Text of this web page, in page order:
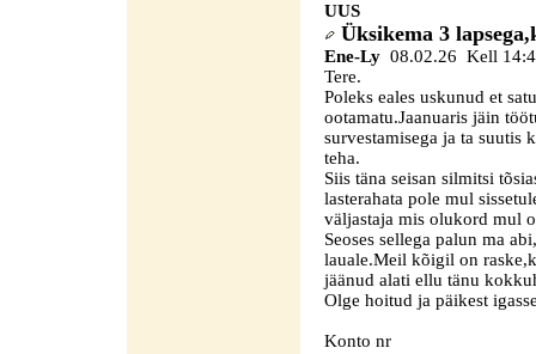
UUS
Üksikema 3
Ene-Ly 08.02.26 Kell
Tere.
Poleks eales uskunud et
ootamatu.Jaanuaris jäin
survestamisega ja ta suutis
teha.
Siis täna seisan silmitsi
lasterahata pole mul
väljastaja mis olukord mul
Seoses sellega palun ma
lauale.Meil kõigil on
jäänud alati ellu tänu
Olge hoitud ja päikest
Konto nr